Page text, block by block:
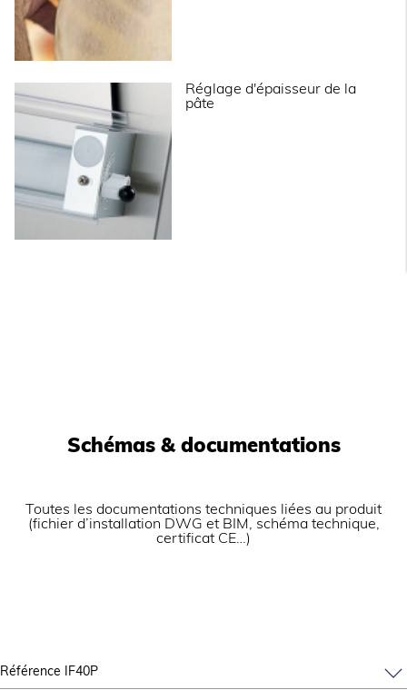
Réglage d'épaisseur de la
pâte
Schémas & documentations
Toutes les documentations techniques liées au produit
(fichier d’installation DWG et BIM, schéma technique,
certificat CE…)
Référence IF40P